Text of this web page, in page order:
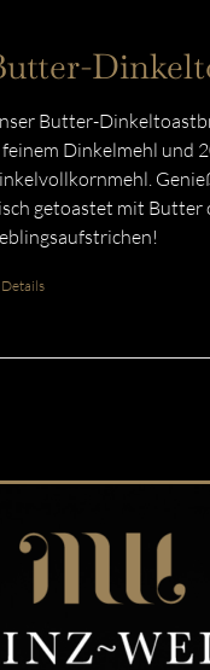
Butter-
feinem Dinkelmehl und
getoastet mit Butter
Details